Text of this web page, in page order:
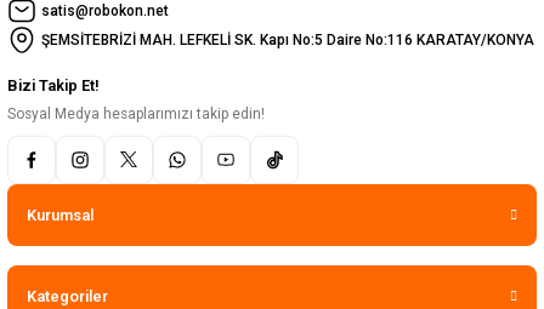
satis@robokon.net
ŞEMSİTEBRİZİ MAH. LEFKELİ SK. Kapı No:5 Daire No:116 KARATAY/KONYA
Bizi Takip Et!
Sosyal Medya hesaplarımızı takip edin!
Kurumsal
Kategoriler